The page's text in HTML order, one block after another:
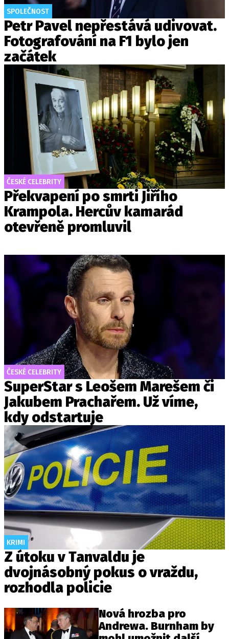
SPOLEČNOST
Petr Pavel nepřestává udivovat.
Fotografování na F1 bylo jen
začátek
ČESKÉ CELEBRITY
Překvapení po smrti Jiřího
Krampola. Hercův kamarád
otevřeně promluvil
ČESKÉ CELEBRITY
SuperStar s Leošem Marešem či
Jakubem Prachařem. Už víme,
kdy odstartuje
KRIMI
Z útoku v Tanvaldu je
dvojnásobný pokus o vraždu,
rozhodla policie
Nová hrozba pro
Andrewa. Burnham by